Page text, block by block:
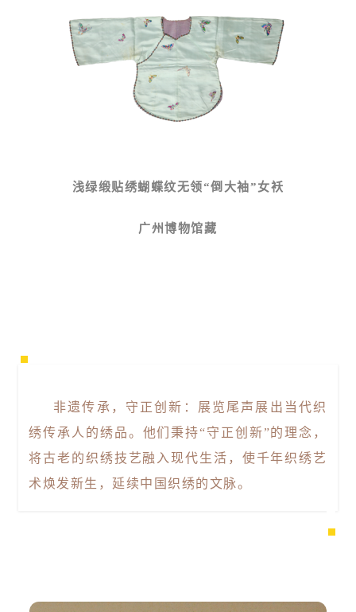
浅绿缎贴绣蝴蝶纹无领“倒大袖”女袄
广州博物馆藏
非遗传承，守正创新：展览尾声展出当代织
绣传承人的绣品。他们秉持“守正创新”的理念，
将古老的织绣技艺融入现代生活，使千年织绣艺
术焕发新生，延续中国织绣的文脉。